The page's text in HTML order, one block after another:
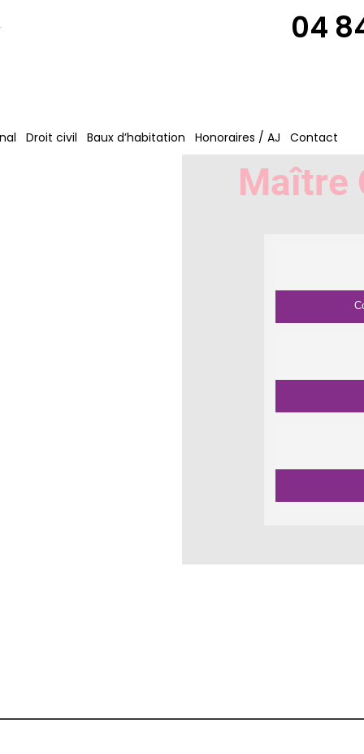
04
Droit civil Baux d’habitation Honoraires / AJ Contact
Maître